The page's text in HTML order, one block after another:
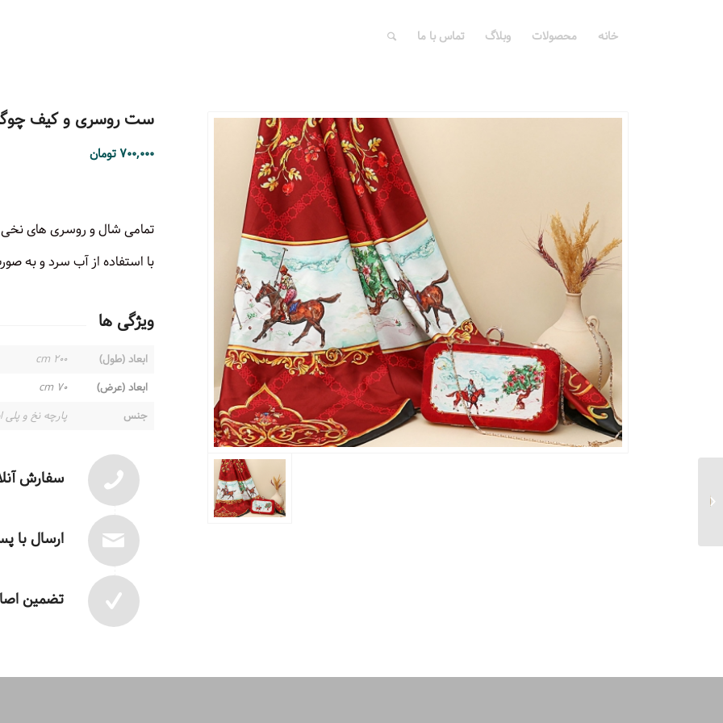
خانه محصولات وبلاگ تماس با ما
ست روسری و کیف
۷۰۰,۰۰۰تومان
تمامی شال و روسری های
با استفاده از آب سرد و
ویژگی ها
ابعاد (طول)
۲۰۰ cm
ابعاد (عرض)
۷۰ cm
جنس
پارچه نخ و پلی
سفارش
ارسال با
تضمین